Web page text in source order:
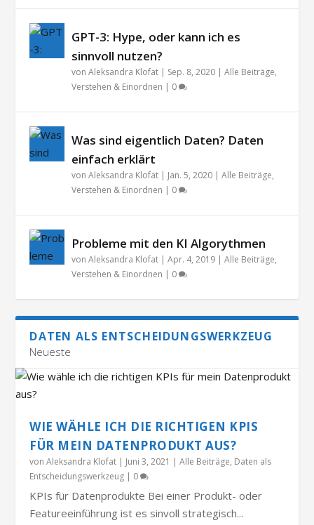
GPT-3: Hype, oder kann ich es
sinnvoll nutzen?
vonAleksandra Klofat | Sep. 8, 2020 |Alle Beiträge,
Verstehen & Einordnen | 0
Was sind eigentlich Daten? Daten
einfach erklärt
vonAleksandra Klofat | Jan. 5, 2020 |Alle Beiträge,
Verstehen & Einordnen | 0
Probleme mit den KI Algorythmen
vonAleksandra Klofat |Apr. 4, 2019 |Alle Beiträge,
Verstehen & Einordnen | 0
DATEN ALS ENTSCHEIDUNGSWERKZEUG
Neueste
WIE WÄHLE ICH DIE RICHTIGEN KPIS
FÜR MEIN DATENPRODUKT AUS?
vonAleksandra Klofat | Juni 3, 2021 |Alle Beiträge, Daten als
Entscheidungswerkzeug | 0
KPIs für Datenprodukte Bei einer Produkt- oder
Featureeinführung ist es sinvoll strategisch...